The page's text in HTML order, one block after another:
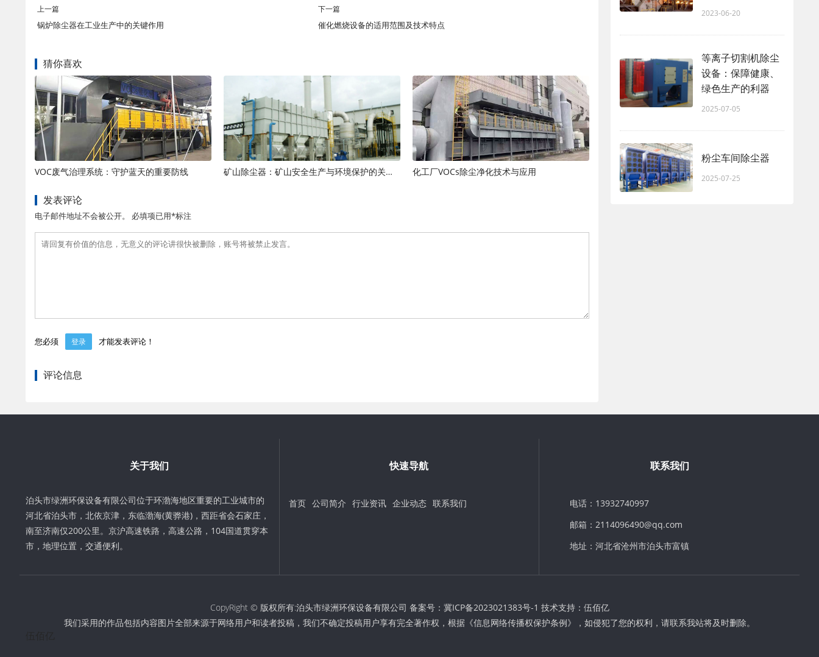
上一篇
锅炉除尘器在工业生产中的关键作用
下一篇
催化燃烧设备的适用范围及技术特点
猜你喜欢
VOC废气治理系统：守护蓝天的重要防线 矿山除尘器：矿山安全生产与环境保护的关键装备 化工厂VOCs除尘净化技术与应用
发表评论
电子邮件地址不会被公开。 必填项已用*标注
您必须 登录 才能发表评论！
评论信息
2023-06-20
等离子切割机除尘
设备：保障健康、
绿色生产的利器
2025-07-05
粉尘车间除尘器
2025-07-25
关于我们
泊头市绿洲环保设备有限公司位于环渤海地区重要的工业城市的
河北省泊头市，北依京津，东临渤海(黄骅港)，西距省会石家庄，
南至济南仅200公里。京沪高速铁路，高速公路，104国道贯穿本
市，地理位置，交通便利。
快速导航
首页 公司简介 行业资讯 企业动态 联系我们
联系我们
电话：13932740997
邮箱：2114096490@qq.com
地址：河北省沧州市泊头市富镇
CopyRight © 版权所有:泊头市绿洲环保设备有限公司 备案号： 冀ICP备2023021383号-1 技术支持： 伍佰亿
我们采用的作品包括内容图片全部来源于网络用户和读者投稿，我们不确定投稿用户享有完全著作权，根据《信息网络传播权保护条例》，如侵犯了您的权利，请联系我站将及时删除。